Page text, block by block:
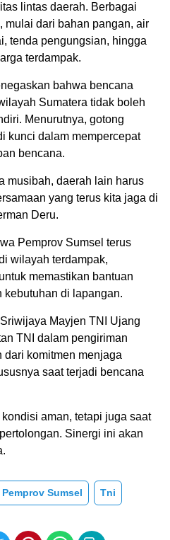
lintas daerah. Berbagai
mulai dari bahan pangan, air
tenda pengungsian, hingga
terdampak.
bahwa bencana
Sumatera tidak boleh
Menurutnya, gotong
kunci dalam mempercepat
bencana.
musibah, daerah lain harus
yang terus kita jaga di
Deru.
Pemprov Sumsel terus
wilayah terdampak,
memastikan bantuan
di lapangan.
Mayjen TNI Ujang
TNI dalam pengiriman
dari komitmen menjaga
saat terjadi bencana
aman, tetapi juga saat
Sinergi ini akan
Pemprov Sumsel Tni